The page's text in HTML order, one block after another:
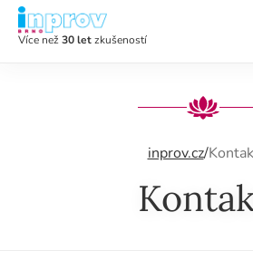
Více než30 letzkušeností
inprov.cz/